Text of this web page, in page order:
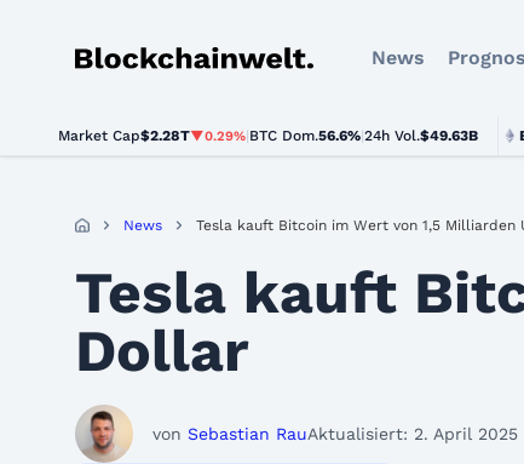
Blockchainwelt News
Market Cap$2.28T▼0.29% BTC Dom.56.6% 24h Vol.$49.63B
BTC$64,302.00▼0.5% ETH
News Tesla kauft Bitcoin im Wert von 1,5 Milliarden
Tesla kauft
Dollar
von Sebastian RauAktualisiert: 2. April 2025